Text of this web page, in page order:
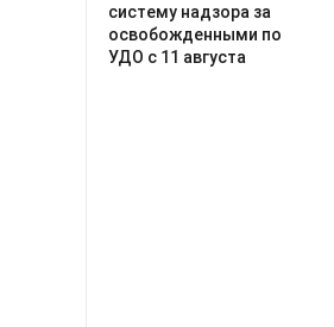
систему надзора за
освобожденными по
УДО с 11 августа